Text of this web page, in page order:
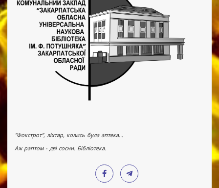
"Фокстрот", ліхтар, колись була аптека...
Аж раптом - дві сосни. Бібліотека.